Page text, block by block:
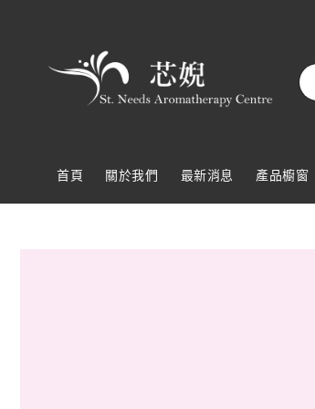
首頁 關於我們 最新消息 產品櫥窗